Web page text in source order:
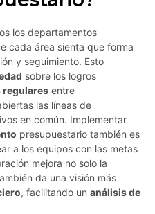
los departamentos
cada área sienta que forma
y seguimiento. Esto
sobre los logros
regulares entre
las líneas de
en común. Implementar
presupuestario también es
a los equipos con las metas
mejora no solo la
da una visión más
, facilitando un análisis de